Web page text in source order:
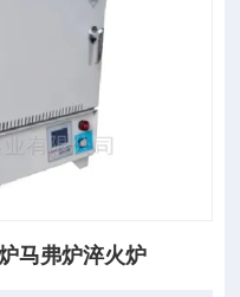
马弗炉淬火炉